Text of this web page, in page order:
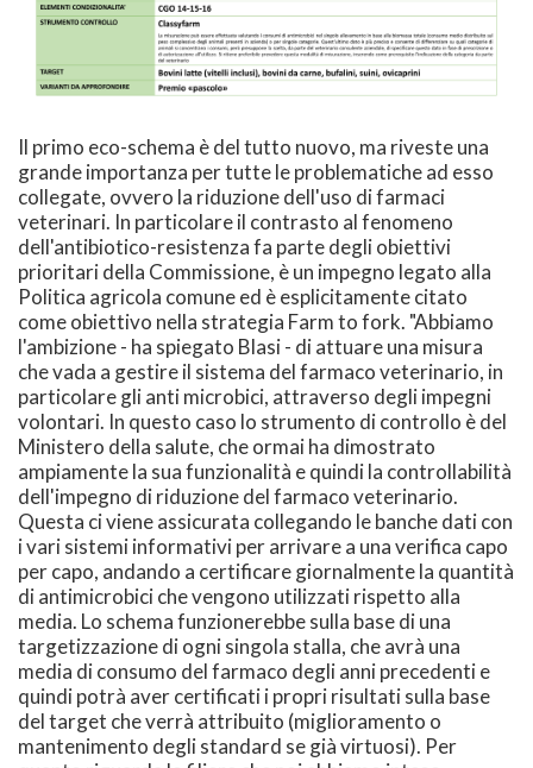
Il primo eco-schema è del tutto nuovo, ma riveste una
grande importanza per tutte le problematiche ad esso
collegate, ovvero la riduzione dell'uso di farmaci
veterinari. In particolare il contrasto al fenomeno
dell'antibiotico-resistenza fa parte degli obiettivi
prioritari della Commissione, è un impegno legato alla
Politica agricola comune ed è esplicitamente citato
come obiettivo nella strategia Farm to fork. "Abbiamo
l'ambizione - ha spiegato Blasi - di attuare una misura
che vada a gestire il sistema del farmaco veterinario, in
particolare gli anti microbici, attraverso degli impegni
volontari. In questo caso lo strumento di controllo è del
Ministero della salute, che ormai ha dimostrato
ampiamente la sua funzionalità e quindi la controllabilità
dell'impegno di riduzione del farmaco veterinario.
Questa ci viene assicurata collegando le banche dati con
i vari sistemi informativi per arrivare a una verifica capo
per capo, andando a certificare giornalmente la quantità
di antimicrobici che vengono utilizzati rispetto alla
media. Lo schema funzionerebbe sulla base di una
targetizzazione di ogni singola stalla, che avrà una
media di consumo del farmaco degli anni precedenti e
quindi potrà aver certificati i propri risultati sulla base
del target che verrà attribuito (miglioramento o
mantenimento degli standard se già virtuosi). Per